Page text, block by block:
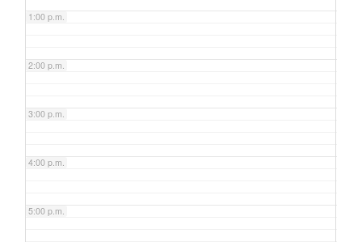
1:00 p.m.
2:00 p.m.
3:00 p.m.
4:00 p.m.
5:00 p.m.